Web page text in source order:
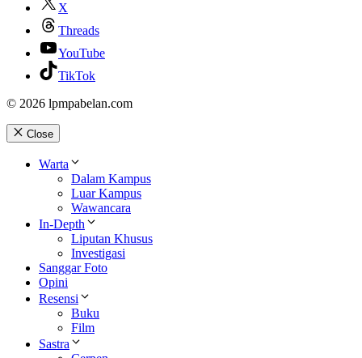
X
Threads
YouTube
TikTok
© 2026 lpmpabelan.com
Close
Warta
Dalam Kampus
Luar Kampus
Wawancara
In-Depth
Liputan Khusus
Investigasi
Sanggar Foto
Opini
Resensi
Buku
Film
Sastra